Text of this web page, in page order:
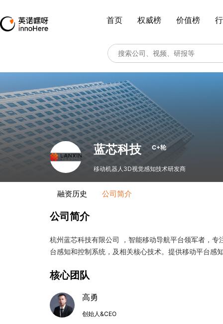
首页 权威榜 价值榜
蓝芯科技 C+轮
移动机器人3D视觉感知技术研发商
融资历史 公司简介
公司简介
杭州蓝芯科技有限公司 ，智能移动导航平台领军者，
台感知和控制系统，及相关核心技术。提供移动平台感
核心团队
高勇
创始人&CEO